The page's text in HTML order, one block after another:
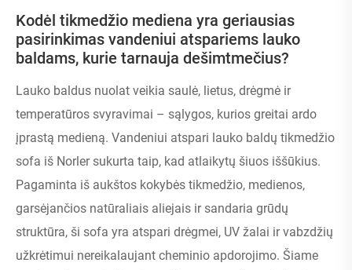
Kodėl tikmedžio mediena yra geriausias
pasirinkimas vandeniui atspariems lauko
baldams, kurie tarnauja dešimtmečius?
Lauko baldus nuolat veikia saulė, lietus, drėgmė ir
temperatūros svyravimai – sąlygos, kurios greitai ardo
įprastą medieną. Vandeniui atspari lauko baldų tikmedžio
sofa iš Norler sukurta taip, kad atlaikytų šiuos iššūkius.
Pagaminta iš aukštos kokybės tikmedžio, medienos,
garsėjančios natūraliais aliejais ir sandaria grūdų
struktūra, ši sofa yra atspari drėgmei, UV žalai ir vabzdžių
užkrėtimui nereikalaujant cheminio apdorojimo. Šiame